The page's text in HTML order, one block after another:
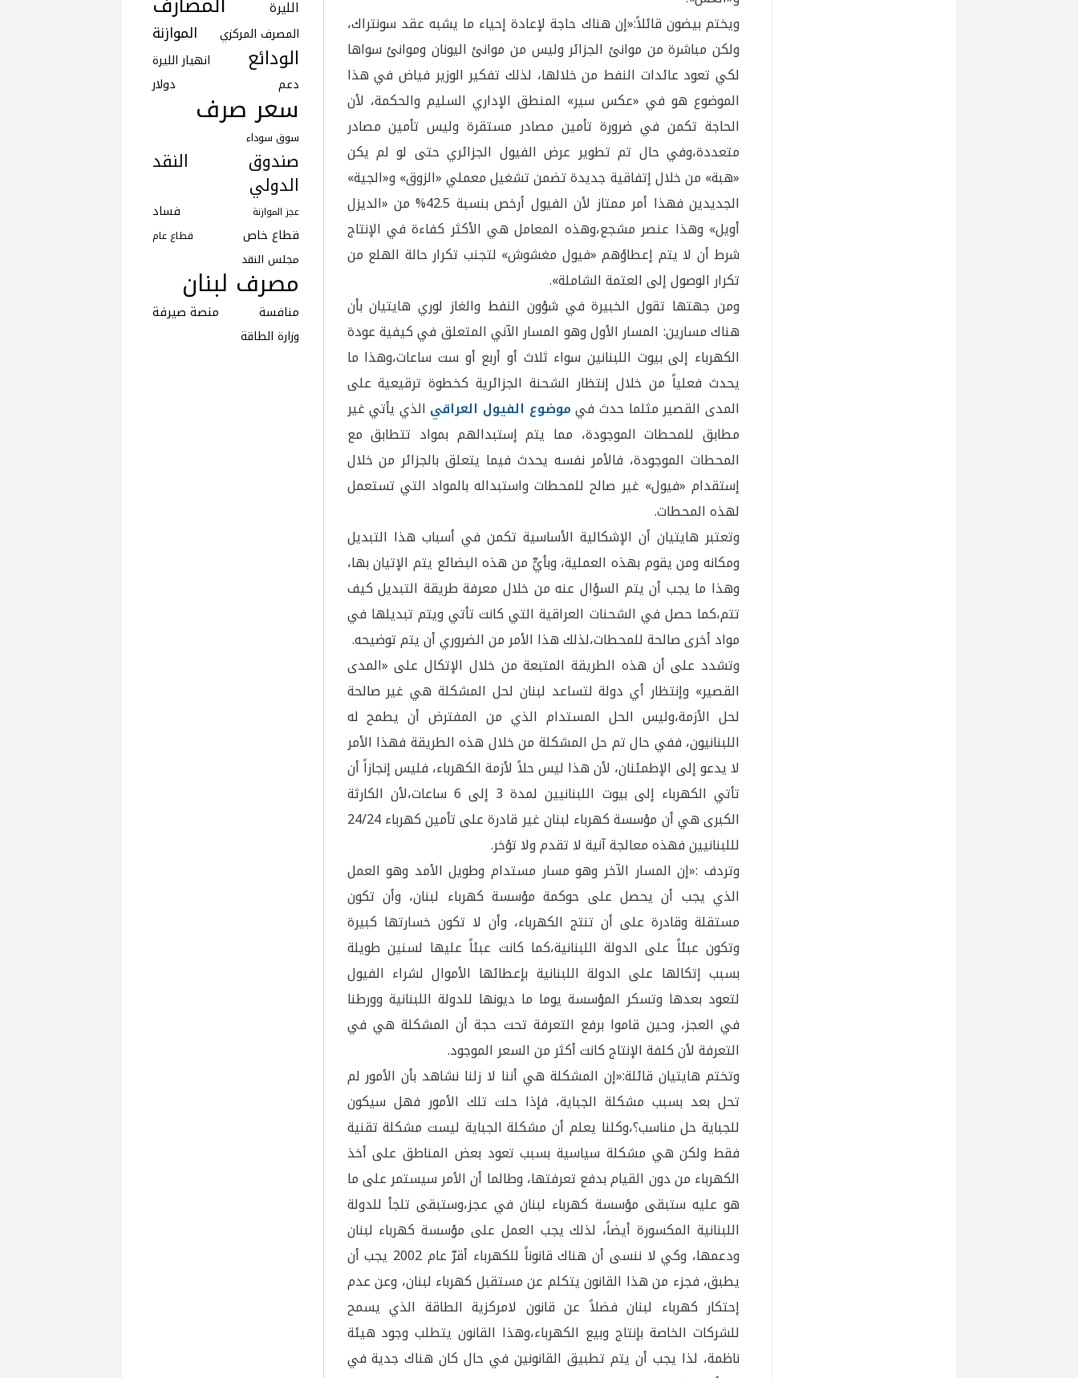
ويختم بيضون قائلاً:«إن هناك حاجة لإعادة إحياء ما يشبه عقد سونتراك،
ولكن مباشرة من موانئ الجزائر وليس من موانئ اليونان وموانئ سواها
لكي تعود عائدات النفط من خلالها، لذلك تفكير الوزير فياض في هذا
الموضوع هو في «عكس سير» المنطق الإداري السليم والحكمة، لأن
الحاجة تكمن في ضرورة تأمين مصادر مستقرة وليس تأمين مصادر
متعددة،وفي حال تم تطوير عرض الفيول الجزائري حتى لو لم يكن
«هبة» من خلال إتفاقية جديدة تضمن تشغيل معملي «الزوق» و«الجية»
الجديدين فهذا أمر ممتاز لأن الفيول أرخص بنسبة 42.5% من «الديزل
أويل» وهذا عنصر مشجع،وهذه المعامل هي الأكثر كفاءة في الإنتاج
شرط أن لا يتم إعطاؤهم «فيول مغشوش» لتجنب تكرار حالة الهلع من
تكرار الوصول إلى العتمة الشاملة».
ومن جهتها تقول الخبيرة في شؤون النفط والغاز لوري هايتيان بأن
هناك مسارين: المسار الأول وهو المسار الآني المتعلق في كيفية عودة
الكهرباء إلى بيوت اللبنانين سواء ثلاث أو أربع أو ست ساعات،وهذا ما
يحدث فعلياً من خلال إنتظار الشحنة الجزائرية كخطوة ترقيعية على
المدى القصير مثلما حدث فيموضوع الفيول العراقي الذي يأتي غير
مطابق للمحطات الموجودة، مما يتم إستبدالهم بمواد تتطابق مع
المحطات الموجودة، فالأمر نفسه يحدث فيما يتعلق بالجزائر من خلال
إستقدام «فيول» غير صالح للمحطات واستبداله بالمواد التي تستعمل
لهذه المحطات.
وتعتبر هايتيان أن الإشكالية الأساسية تكمن في أسباب هذا التبديل
ومكانه ومن يقوم بهذه العملية، وبأيٍّ من هذه البضائع يتم الإتيان بها،
وهذا ما يجب أن يتم السؤال عنه من خلال معرفة طريقة التبديل كيف
تتم،كما حصل في الشحنات العراقية التي كانت تأتي ويتم تبديلها في
مواد أخرى صالحة للمحطات،لذلك هذا الأمر من الضروري أن يتم توضيحه.
وتشدد على أن هذه الطريقة المتبعة من خلال الإتكال على «المدى
القصير» وإنتظار أي دولة لتساعد لبنان لحل المشكلة هي غير صالحة
لحل الأزمة،وليس الحل المستدام الذي من المفترض أن يطمح له
اللبنانيون، ففي حال تم حل المشكلة من خلال هذه الطريقة فهذا الأمر
لا يدعو إلى الإطمئنان، لأن هذا ليس حلاً لأزمة الكهرباء، فليس إنجازاً أن
تأتي الكهرباء إلى بيوت اللبنانيين لمدة 3 إلى 6 ساعات،لأن الكارثة
الكبرى هي أن مؤسسة كهرباء لبنان غير قادرة على تأمين كهرباء 24/24
لللبنانيين فهذه معالجة آنية لا تقدم ولا تؤخر.
وتردف :«إن المسار الآخر وهو مسار مستدام وطويل الأمد وهو العمل
الذي يجب أن يحصل على حوكمة مؤسسة كهرباء لبنان، وأن تكون
مستقلة وقادرة على أن تنتج الكهرباء، وأن لا تكون خسارتها كبيرة
وتكون عبئاً على الدولة اللبنانية،كما كانت عبئاً عليها لسنين طويلة
بسبب إتكالها على الدولة اللبنانية بإعطائها الأموال لشراء الفيول
لتعود بعدها وتسكر المؤسسة يوما ما ديونها للدولة اللبنانية وورطنا
في العجز، وحين قاموا برفع التعرفة تحت حجة أن المشكلة هي في
التعرفة لأن كلفة الإنتاج كانت أكثر من السعر الموجود.
وتختم هايتيان قائلة:«إن المشكلة هي أننا لا زلنا نشاهد بأن الأمور لم
تحل بعد بسبب مشكلة الجباية، فإذا حلت تلك الأمور فهل سيكون
للجباية حل مناسب؟،وكلنا يعلم أن مشكلة الجباية ليست مشكلة تقنية
فقط ولكن هي مشكلة سياسية بسبب تعود بعض المناطق على أخذ
الكهرباء من دون القيام بدفع تعرفتها، وطالما أن الأمر سيستمر على ما
هو عليه ستبقى مؤسسة كهرباء لبنان في عجز،وستبقى تلجأ للدولة
اللبنانية المكسورة أيضاً، لذلك يجب العمل على مؤسسة كهرباء لبنان
ودعمها، وكي لا ننسى أن هناك قانوناً للكهرباء أقرّ عام 2002 يجب أن
يطبق، فجزء من هذا القانون يتكلم عن مستقبل كهرباء لبنان، وعن عدم
إحتكار كهرباء لبنان فضلاً عن قانون لامركزية الطاقة الذي يسمح
للشركات الخاصة بإنتاج وبيع الكهرباء،وهذا القانون يتطلب وجود هيئة
ناظمة، لذا يجب أن يتم تطبيق القانونين في حال كان هناك جدية في
الليرة
المصرف المركزي الموازنة
الودائع
انهيار الليرة
دعم
دولار
سعر صرف
سوق سوداء
صندوق النقد
الدولي
عجز الموازنة
فساد
قطاع خاص
قطاع عام
مجلس النقد
مصرف لبنان
منافسة منصة صيرفة
وزارة الطاقة